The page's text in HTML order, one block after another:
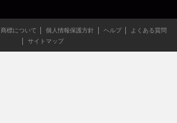
商標について 個人情報保護方針 ヘルプ
よくある質問
サイトマップ